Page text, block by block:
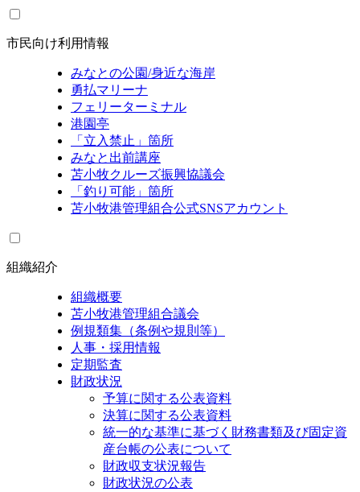
市民向け利用情報
みなとの公園/身近な海岸
勇払マリーナ
フェリーターミナル
港園亭
「立入禁止」箇所
みなと出前講座
苫小牧クルーズ振興協議会
「釣り可能」箇所
苫小牧港管理組合公式SNSアカウント
組織紹介
組織概要
苫小牧港管理組合議会
例規類集（条例や規則等）
人事・採用情報
定期監査
財政状況
予算に関する公表資料
決算に関する公表資料
統一的な基準に基づく財務書類及び固定資
産台帳の公表について
財政収支状況報告
財政状況の公表